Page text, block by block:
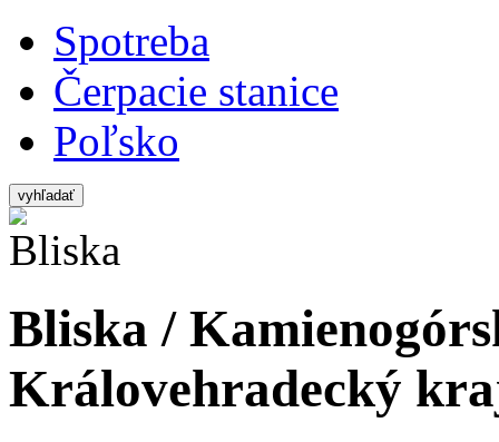
Spotreba
Čerpacie stanice
Poľsko
vyhľadať
Bliska /
Královehradecký